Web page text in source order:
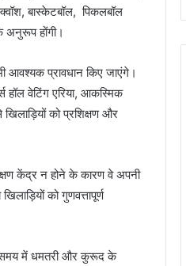
बास्केटबॉल, पिकलबॉल
होंगी।
आवश्यक प्रावधान किए जाएंगे।
हॉल वेटिंग एरिया, आकस्मिक
को प्रशिक्षण और
केंद्र न होने के कारण वे अपनी
को गुणवत्तापूर्ण
समय में धमतरी और कुरूद के